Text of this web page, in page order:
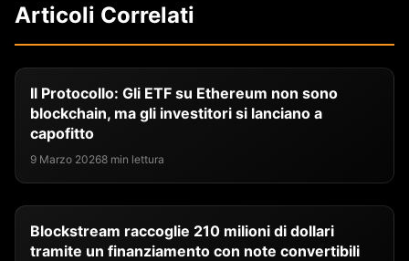
Articoli Correlati
Il Protocollo: Gli ETF su Ethereum non sono
blockchain, ma gli investitori si lanciano a
capofitto
9 Marzo 20268 min lettura
Blockstream raccoglie 210 milioni di dollari
tramite un finanziamento con note convertibili